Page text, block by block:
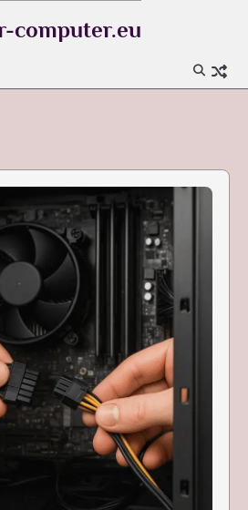
computer.eu